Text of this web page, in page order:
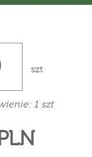
szt
1 szt